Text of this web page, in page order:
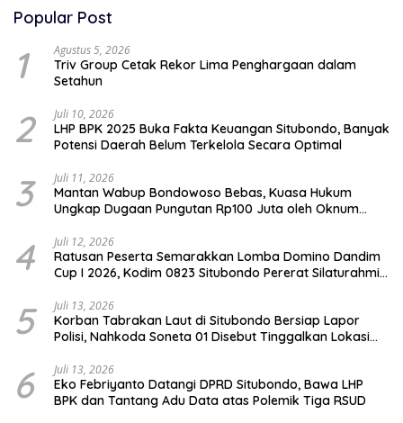
Popular Post
1 Agustus 5, 2026
Triv Group Cetak Rekor Lima Penghargaan dalam
Setahun
2 Juli 10, 2026
LHP BPK 2025 Buka Fakta Keuangan Situbondo, Banyak
Potensi Daerah Belum Terkelola Secara Optimal
3 Juli 11, 2026
Mantan Wabup Bondowoso Bebas, Kuasa Hukum
Ungkap Dugaan Pungutan Rp100 Juta oleh Oknum
4 Juli 12, 2026
Ratusan Peserta Semarakkan Lomba Domino Dandim
Cup I 2026, Kodim 0823 Situbondo Pererat Silaturahmi
5 Juli 13, 2026
Korban Tabrakan Laut di Situbondo Bersiap Lapor
Polisi, Nahkoda Soneta 01 Disebut Tinggalkan Lokasi
6 Juli 13, 2026
Eko Febriyanto Datangi DPRD Situbondo, Bawa LHP
BPK dan Tantang Adu Data atas Polemik Tiga RSUD